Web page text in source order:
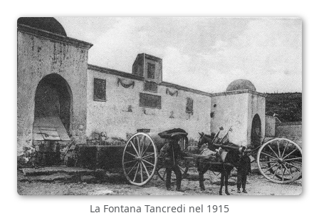
La Fontana Tancredi nel 1915